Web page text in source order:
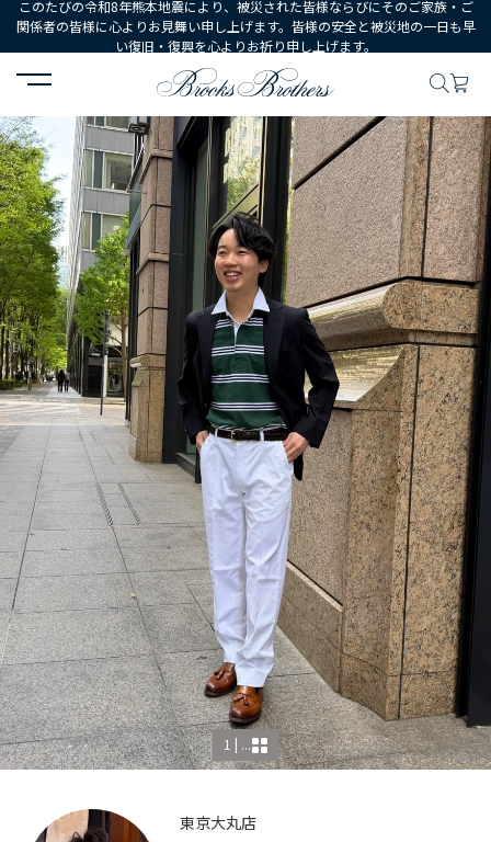
このたびの令和8年熊本地震により、被災された皆様ならびにそのご家族・ご
関係者の皆様に心よりお見舞い申し上げます。皆様の安全と被災地の一日も早
い復旧・復興を心よりお祈り申し上げます。
HOME コーディネート コーディネート詳細
1 | ...
東京大丸店